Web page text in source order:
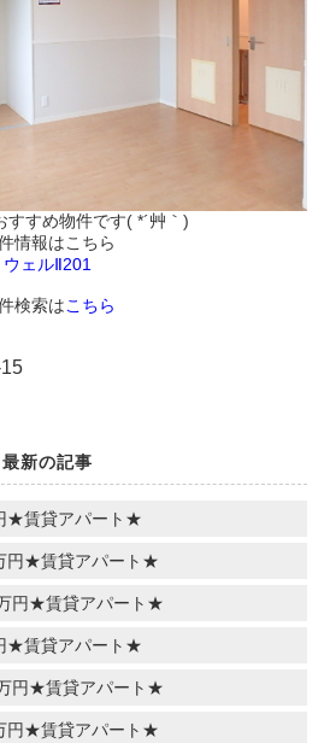
すすめ物件です( *´艸｀)
情報はこちら
ウェルⅡ201
検索はこちら
最新の記事
★賃貸アパート★
円★賃貸アパート★
円★賃貸アパート★
★賃貸アパート★
円★賃貸アパート★
円★賃貸アパート★